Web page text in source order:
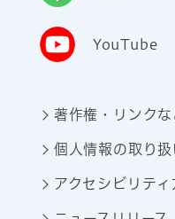
YouTube
著作権・リンクな
個人情報の取り扱
アクセシビリティ